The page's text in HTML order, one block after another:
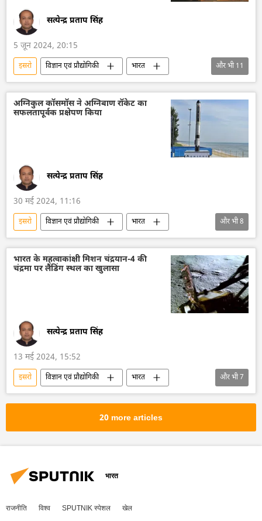
सत्येन्द्र प्रताप सिंह
5 जून 2024, 20:15
इसरो विज्ञान एवं प्रौद्योगिकी
भारत
हिंदुस्तान एयरोनॉटिक्स लिमिटेड (HAL)
रॉकेट प्रक्षेपण
सुपर कंप्यूटर
भारत का विकास
भारत सरकार
अंतरिक्ष
अंतरिक्ष उद्योग
और भी11
अग्निकुल कॉसमॉस ने अग्निबाण रॉकेट का
सफलतापूर्वक प्रक्षेपण किया
सत्येन्द्र प्रताप सिंह
30 मई 2024, 11:16
इसरो विज्ञान एवं प्रौद्योगिकी
भारत
अंतरिक्ष
अंतरिक्ष उद्योग
अंतरिक्ष अनुसंधान
रॉकेट प्रक्षेपण
उपग्रह
उपग्रह प्रक्षेपण
भारत का विकास
तकनीकी विकास
और भी8
भारत के महत्वाकांक्षी मिशन चंद्रयान-4 की
चंद्रमा पर लैंडिंग स्थल का खुलासा
सत्येन्द्र प्रताप सिंह
13 मई 2024, 15:52
इसरो विज्ञान एवं प्रौद्योगिकी
भारत
चंद्रयान-3
अंतरिक्ष
अंतरिक्ष उद्योग
पृथ्वी
रॉकेट प्रक्षेपण
तकनीकी विकास
और भी7
20 more articles
भारत
राजनीति विश्व SPUTNIK स्पेशल खेल